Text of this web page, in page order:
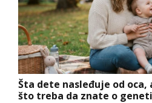
Šta dete nasleđuje od oca,
što treba da znate o